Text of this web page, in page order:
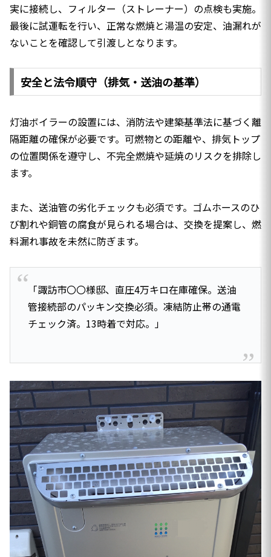
実に接続し、フィルター（ストレーナー）の点検も実施。
最後に試運転を行い、正常な燃焼と湯温の安定、油漏れが
ないことを確認して引渡しとなります。
安全と法令順守（排気・送油の基準）
灯油ボイラーの設置には、消防法や建築基準法に基づく離
隔距離の確保が必要です。可燃物との距離や、排気トップ
の位置関係を遵守し、不完全燃焼や延焼のリスクを排除し
ます。
また、送油管の劣化チェックも必須です。ゴムホースのひ
び割れや銅管の腐食が見られる場合は、交換を提案し、燃
料漏れ事故を未然に防ぎます。
「諏訪市〇〇様邸、直圧4万キロ在庫確保。送油
管接続部のパッキン交換必須。凍結防止帯の通電
チェック済。13時着で対応。」